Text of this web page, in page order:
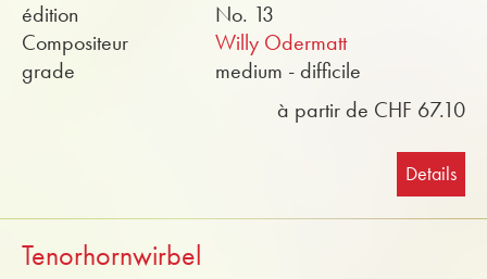
édition
No. 13
Compositeur
Willy Odermatt
grade
medium - difficile
à partir de CHF 67.10
Details
Tenorhornwirbel